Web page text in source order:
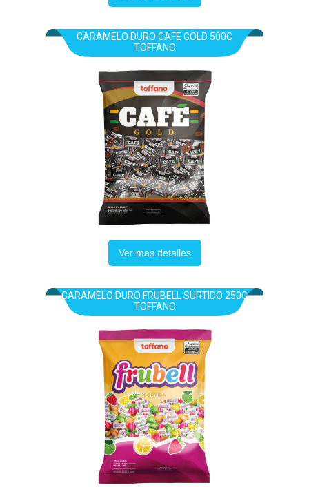
CARAMELO DURO CAFE GOLD 500G
TOFFANO
Ver mas detalles
CARAMELO DURO FRUBELL SURTIDO 250G
TOFFANO